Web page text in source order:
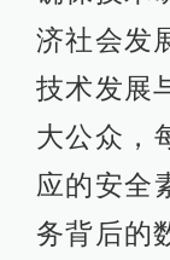
济社会发
技术发展
大公众，
应的安全
务背后的